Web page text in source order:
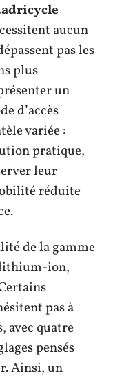
aucun
pas les
plus
un
d’accès
variée :
pratique,
leur
réduite
de la gamme
lithium-ion,
pas à
avec quatre
pensés
Ainsi, un